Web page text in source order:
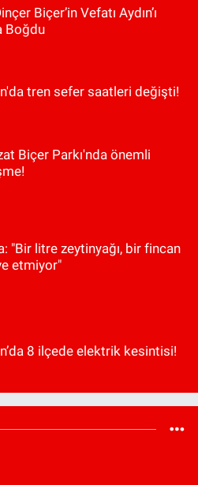
Biçer’in Vefatı Aydın’ı
Boğdu
tren sefer saatleri değişti!
Biçer Parkı'nda önemli
"Bir litre zeytinyağı, bir fincan
etmiyor"
8 ilçede elektrik kesintisi!